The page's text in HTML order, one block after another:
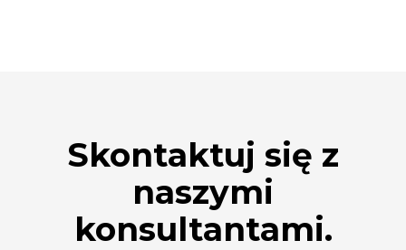
Skontaktuj się z
naszymi
konsultantami.